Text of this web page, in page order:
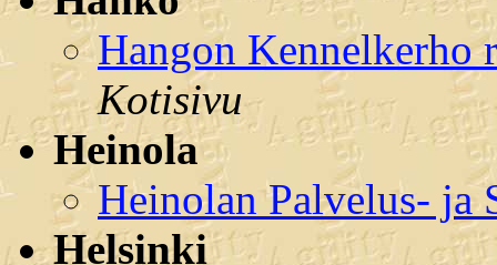
Hangon Kennelkerho
Kotisivu
Heinola
Heinolan Palvelus- ja
Helsinki